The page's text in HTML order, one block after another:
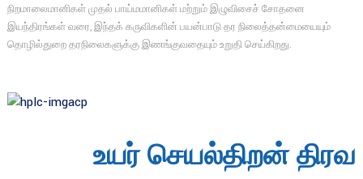
நிறமாலைமானிகள் முதல் பாய்மமானிகள் மற்றும் இழுவிசைச் சோதனை
இயந்திரங்கள் வரை, இந்தக் கருவிகளின் பயன்பாடு தர நிலைத்தன்மையையும்
தொழில்துறை தரநிலைகளுக்கு இணங்குவதையும் உறுதி செய்கிறது.
உயர் செயல்திறன் திரவ